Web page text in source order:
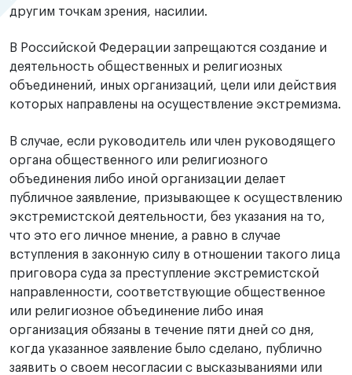
другим точкам зрения, насилии.
В Российской Федерации запрещаются создание и
деятельность общественных и религиозных
объединений, иных организаций, цели или действия
которых направлены на осуществление экстремизма.
В случае, если руководитель или член руководящего
органа общественного или религиозного
объединения либо иной организации делает
публичное заявление, призывающее к осуществлению
экстремистской деятельности, без указания на то,
что это его личное мнение, а равно в случае
вступления в законную силу в отношении такого лица
приговора суда за преступление экстремистской
направленности, соответствующие общественное
или религиозное объединение либо иная
организация обязаны в течение пяти дней со дня,
когда указанное заявление было сделано, публично
заявить о своем несогласии с высказываниями или